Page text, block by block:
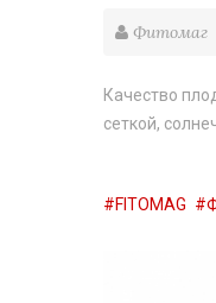
Фитомаг
Качество
сеткой,
FITOMAG